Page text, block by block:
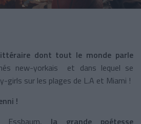
dont tout le monde parle
new-yorkais et dans lequel se
sur les plages de L.A et Miami !
!
Essbaum, la grande poétesse